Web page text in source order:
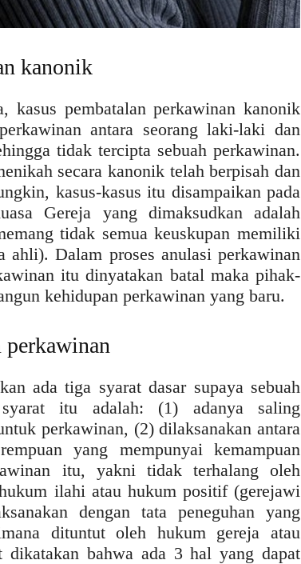
kanonik
kasus pembatalan perkawinan kanonik
antara seorang laki-laki dan
tidak tercipta sebuah perkawinan.
secara kanonik telah berpisah dan
kasus-kasus itu disampaikan pada
Gereja yang dimaksudkan adalah
tidak semua keuskupan memiliki
ahli). Dalam proses anulasi perkawinan
itu dinyatakan batal maka pihak-
kehidupan perkawinan yang baru.
perkawinan
ada tiga syarat dasar supaya sebuah
itu adalah: (1) adanya saling
perkawinan, (2) dilaksanakan antara
yang mempunyai kemampuan
itu, yakni tidak terhalang oleh
ilahi atau hukum positif (gerejawi
dengan tata peneguhan yang
dituntut oleh hukum gereja atau
dikatakan bahwa ada 3 hal yang dapat